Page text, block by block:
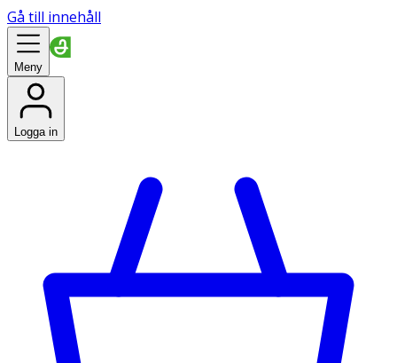
Gå till innehåll
Meny
Logga in